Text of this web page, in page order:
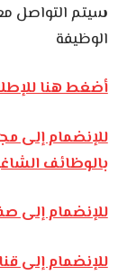
سيتم التواصل
الوظيفة
أضغط هنا
للإنضمام إلى
بالوظائف
للإنضمام إلى
للإنضمام إلى